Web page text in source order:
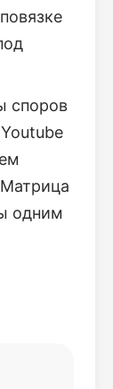
споров
одним